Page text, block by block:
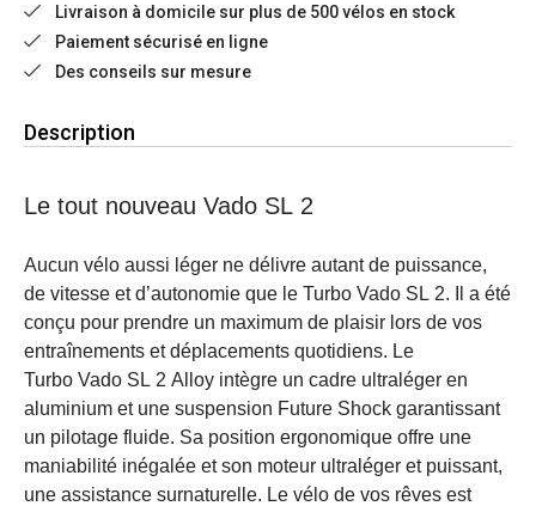
Livraison à domicile sur plus de 500 vélos en stock
Paiement sécurisé en ligne
Des conseils sur mesure
Description
Le tout nouveau Vado SL 2
Aucun vélo aussi léger ne délivre autant de puissance,
de vitesse et d’autonomie que le Turbo Vado SL 2. Il a été
conçu pour prendre un maximum de plaisir lors de vos
entraînements et déplacements quotidiens. Le
Turbo Vado SL 2 Alloy intègre un cadre ultraléger en
aluminium et une suspension Future Shock garantissant
un pilotage fluide. Sa position ergonomique offre une
maniabilité inégalée et son moteur ultraléger et puissant,
une assistance surnaturelle. Le vélo de vos rêves est